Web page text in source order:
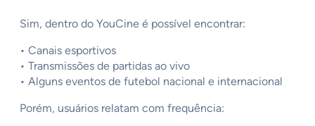
Sim, dentro do YouCine é possível encontrar:
• Canais esportivos
• Transmissões de partidas ao vivo
• Alguns eventos de futebol nacional e internacional
Porém, usuários relatam com frequência: